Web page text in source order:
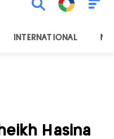
INTERNATIONAL
Hasina